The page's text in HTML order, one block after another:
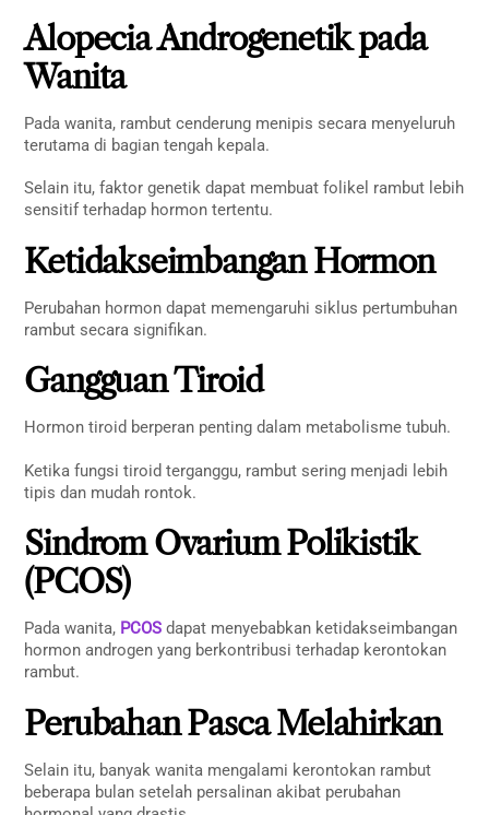
Alopecia Androgenetik pada
Wanita
Pada wanita, rambut cenderung menipis secara menyeluruh
terutama di bagian tengah kepala.
Selain itu, faktor genetik dapat membuat folikel rambut lebih
sensitif terhadap hormon tertentu.
Ketidakseimbangan Hormon
Perubahan hormon dapat memengaruhi siklus pertumbuhan
rambut secara signifikan.
Gangguan Tiroid
Hormon tiroid berperan penting dalam metabolisme tubuh.
Ketika fungsi tiroid terganggu, rambut sering menjadi lebih
tipis dan mudah rontok.
Sindrom Ovarium Polikistik
(PCOS)
Pada wanita, PCOS dapat menyebabkan ketidakseimbangan
hormon androgen yang berkontribusi terhadap kerontokan
rambut.
Perubahan Pasca Melahirkan
Selain itu, banyak wanita mengalami kerontokan rambut
beberapa bulan setelah persalinan akibat perubahan